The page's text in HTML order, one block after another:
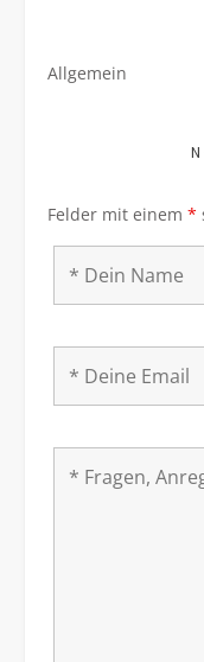
Allgemein
Felder mit einem *